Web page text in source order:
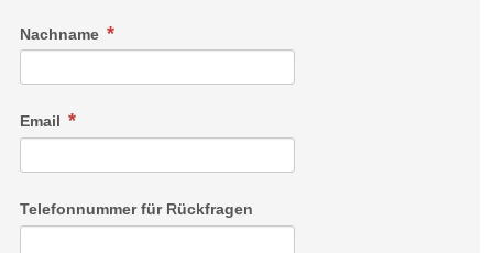
Nachname
Email
Telefonnummer für Rückfragen